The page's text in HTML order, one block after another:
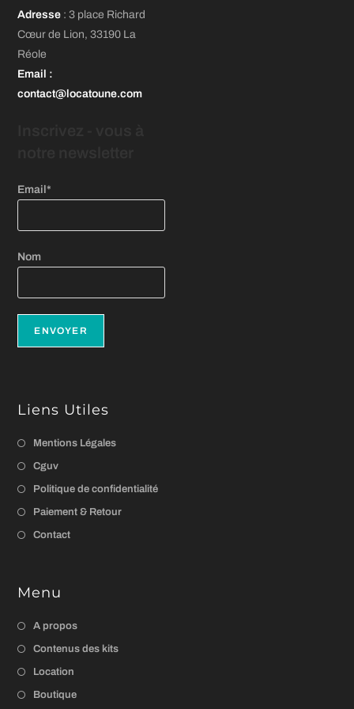
nouvel
onglet
nouvel
onglet
nouvel
onglet
dans
un
nouvel
onglet
Adresse : 3 place Richard
Cœur de Lion, 33190 La
Réole
Email :
contact@locatoune.com
Email*
Nom
Liens Utiles
Mentions Légales
Cguv
Politique de confidentialité
Paiement & Retour
Contact
Menu
A propos
Contenus des kits
Location
Boutique